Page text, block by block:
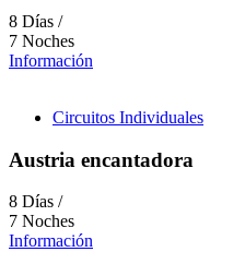
8 Días /
7 Noches
Información
Circuitos Individuales
Austria encantadora
8 Días /
7 Noches
Información